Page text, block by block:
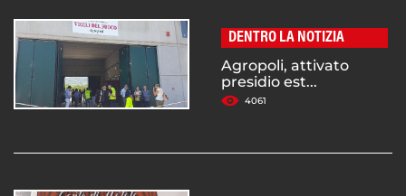
DENTRO LA NOTIZIA
Agropoli, attivato
presidio est...
4061